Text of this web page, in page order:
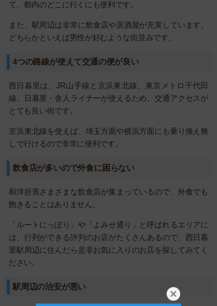
て、都内のどこに行くにも便利です。
また、駅周辺は非常に飲食店や居酒屋が充実しています。
どちらかといえば男性が好むような街並みです。
4つの路線が使えて交通の便が良い
西日暮里は、JR山手線と京浜東北線、東京メトロ千代田
線、日暮里・舎人ライナーが使えるため、交通アクセスが
とても良い街です。
京浜東北線を使えば、埼玉方面や横浜方面にも乗り換え無
しで行けるので非常に便利です。
飲食店が多いので外食に困らない
和洋折衷さまざまな飲食店が集まっているので、外食でも
飽きることはありません。
「ルートにっぽり」や「よみせ通り」と呼ばれるエリアに
は、行列ができる評判のお店がたくさんあるので、西日暮
里駅周辺に住んだら是非お気に入りのお店を探してみてく
ださい。
駅周辺の治安が悪い